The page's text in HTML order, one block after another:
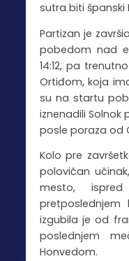
sutra biti španski
Partizan je
pobedom nad
14:12, pa
Ortiđom, koja
su na startu
iznenadili Solnok
posle poraza od
Kolo pre
polovičan
mesto,
pretposlednjem
izgubila je od
poslednjem
Honvedom.